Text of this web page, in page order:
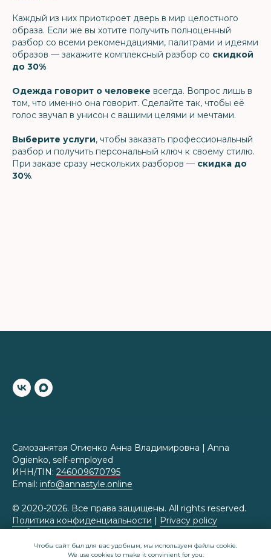
Каждый из них приоткроет дверь в мир целостного
образа. Если же вы хотите получить полноценный
разбор со всеми рекомендациями, палитрами и идеями
образов — закажите комплексный разбор со скидкой
до 30%
Одежда говорит о человеке всегда. Вопрос лишь в
том, что именно она говорит. Сделайте так, чтобы её
голос звучал в унисон с вашими целями и мечтами.
Выберите услуги, чтобы заказать профессиональный
разбор и получить персональный ключ к своему стилю.
При заказе сразу нескольких разборов — скидка до
30%.
Самозанятая Огиенко Анна Владимировна | Anna
Ogienko, self-employed
ИНН/TIN: 246009670795
Email: info@annastyle.online
© 2020-2026. Все права защищены. All rights reserved.
Политика конфиденциальности | Privacy policy
Публичная оферта|Public offer
Чтобы сайт был для вас удобным, мы используем файлы cookie.
We use cookies to make it convinient for you.